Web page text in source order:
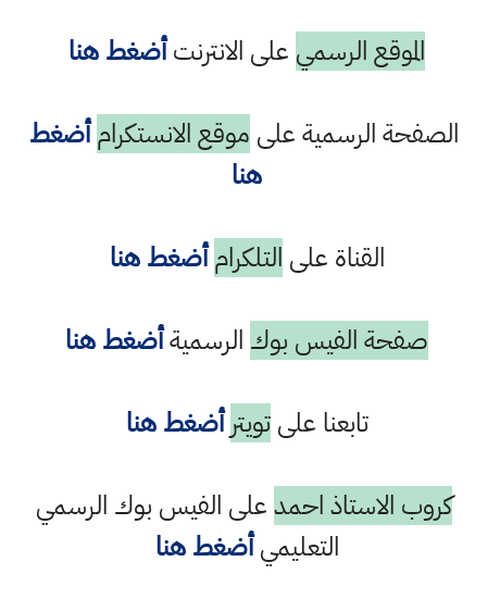
الموقع الرسمي على الانترنتأضغط هنا
الصفحة الرسمية على موقع الانستكرام أضغط
هنا
القناة على التلكرام أضغط هنا
صفحة الفيس بوك الرسميةأضغط هنا
تابعنا علىتويتر أضغط هنا
كروب الاستاذ احمدعلى الفيس بوك الرسمي
التعليميأضغط هنا